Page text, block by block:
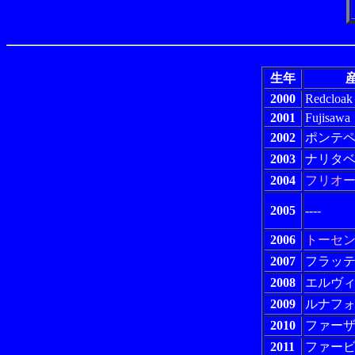
生年
2000
Redcloak
2001
Fujisawa
2002
ポンテ
2003
ナリタ
2004
フリオ
2005 ----
2006
トーセ
2007
フラッ
2008
エルヴ
2009
ルナフ
2010
ファー
2011
ファー